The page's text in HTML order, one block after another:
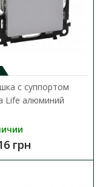
с суппортом
Life алюминий
грн